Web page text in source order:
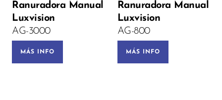
Ranuradora Manual
Luxvision
AG-3000
MÁS INFO
PRE-ORDEN
Ranuradora Manual
Luxvision
AG-800
MÁS INFO